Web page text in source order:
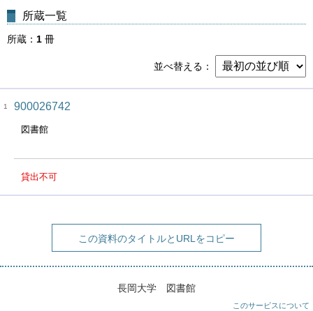
所蔵一覧
所蔵 1 冊
並べ替える
1 900026742
図書館
貸出不可
この資料のタイトルとURLをコピー
長岡大学 図書館
このサービスについて